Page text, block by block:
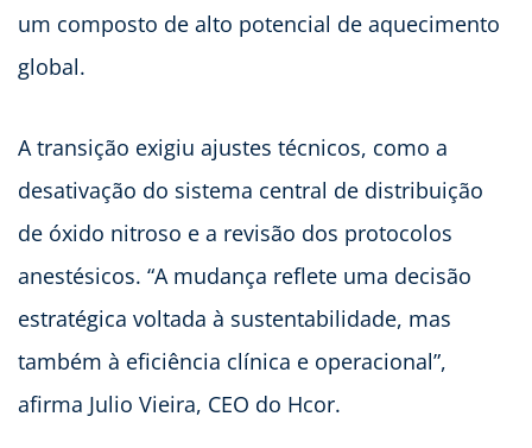
um composto de alto potencial de aquecimento
global.
A transição exigiu ajustes técnicos, como a
desativação do sistema central de distribuição
de óxido nitroso e a revisão dos protocolos
anestésicos. “A mudança reflete uma decisão
estratégica voltada à sustentabilidade, mas
também à eficiência clínica e operacional”,
afirma Julio Vieira, CEO do Hcor.